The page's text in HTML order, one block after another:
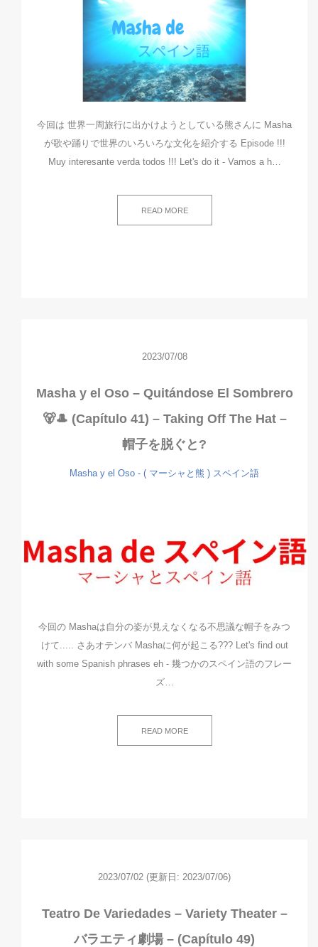
今回は 世界一周旅行に出かけようとしている熊さんに Masha
が歌や踊りで世界のいろいろな文化を紹介する Episode !!!
Muy interesante verda todos !!! Let's do it - Vamos a h…
READ MORE
2023/07/08
Masha y el Oso – Quitándose El Sombrero
🐻🎩 (Capítulo 41) – Taking Off The Hat –
帽子を脱ぐと?
Masha y el Oso - ( マーシャと熊 ) スペイン語
今回の Mashaは自分の姿が見えなくなる不思議な帽子をみつ
けて..... さあオテンバ Mashaに何が起こる??? Let's find out
with some Spanish phrases eh - 幾つかのスペイン語のフレー
ズ…
READ MORE
2023/07/02 (更新日: 2023/07/06)
Teatro De Variedades – Variety Theater –
バラエティ劇場 – (Capítulo 49)